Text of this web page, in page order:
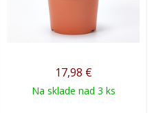
17,98 €
Na sklade nad 3 ks